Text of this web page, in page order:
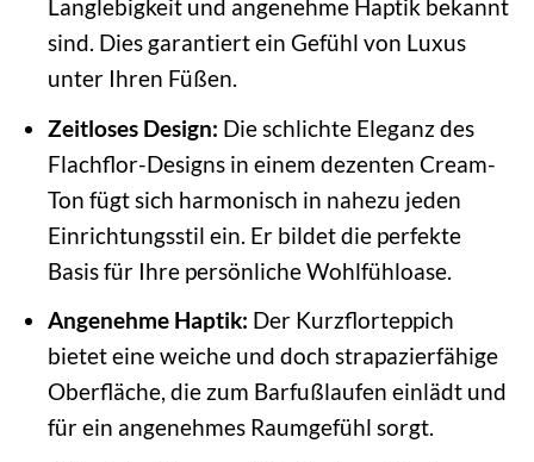
Langlebigkeit und angenehme Haptik bekannt
sind. Dies garantiert ein Gefühl von Luxus
unter Ihren Füßen.
Zeitloses Design: Die schlichte Eleganz des
Flachflor-Designs in einem dezenten Cream-
Ton fügt sich harmonisch in nahezu jeden
Einrichtungsstil ein. Er bildet die perfekte
Basis für Ihre persönliche Wohlfühloase.
Angenehme Haptik: Der Kurzflorteppich
bietet eine weiche und doch strapazierfähige
Oberfläche, die zum Barfußlaufen einlädt und
für ein angenehmes Raumgefühl sorgt.